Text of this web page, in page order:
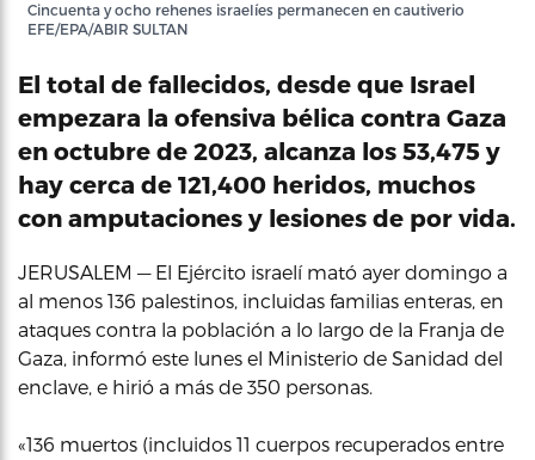
Cincuenta y ocho rehenes israelíes permanecen en cautiverio
EFE/EPA/ABIR SULTAN
El total de fallecidos, desde que Israel
empezara la ofensiva bélica contra Gaza
en octubre de 2023, alcanza los 53,475 y
hay cerca de 121,400 heridos, muchos
con amputaciones y lesiones de por vida.
JERUSALEM — El Ejército israelí mató ayer domingo a
al menos 136 palestinos, incluidas familias enteras, en
ataques contra la población a lo largo de la Franja de
Gaza, informó este lunes el Ministerio de Sanidad del
enclave, e hirió a más de 350 personas.
«136 muertos (incluidos 11 cuerpos recuperados entre